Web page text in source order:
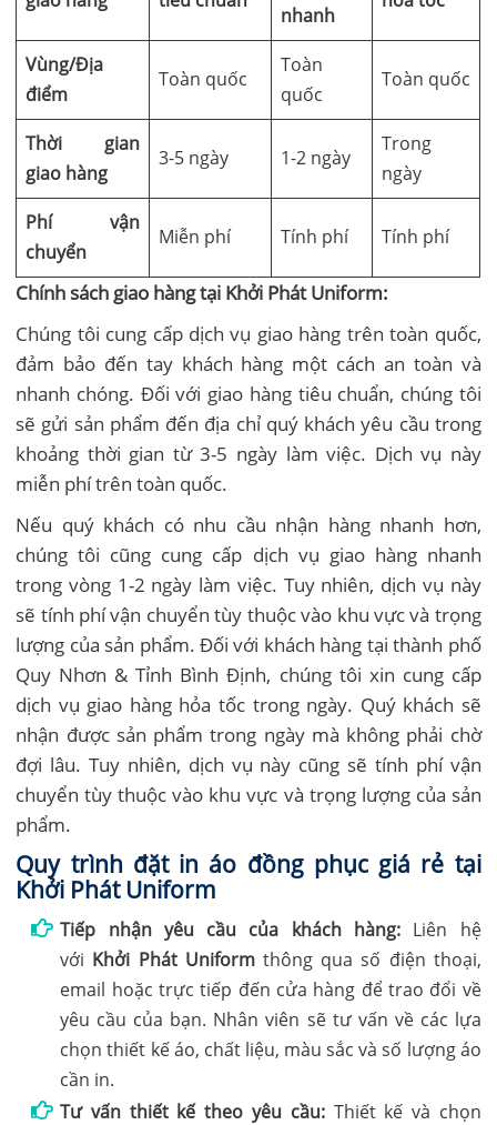
nhanh
Vùng/Địa
điểm
Toàn quốc
Toàn
quốc
Toàn quốc
Thời gian
giao hàng
3-5 ngày 1-2 ngày
Trong
ngày
Phí vận
chuyển
Miễn phí Tính phí Tính phí
Chính sách giao hàng tại Khởi Phát Uniform:
Chúng tôi cung cấp dịch vụ giao hàng trên toàn quốc,
đảm bảo đến tay khách hàng một cách an toàn và
nhanh chóng. Đối với giao hàng tiêu chuẩn, chúng tôi
sẽ gửi sản phẩm đến địa chỉ quý khách yêu cầu trong
khoảng thời gian từ 3-5 ngày làm việc. Dịch vụ này
miễn phí trên toàn quốc.
Nếu quý khách có nhu cầu nhận hàng nhanh hơn,
chúng tôi cũng cung cấp dịch vụ giao hàng nhanh
trong vòng 1-2 ngày làm việc. Tuy nhiên, dịch vụ này
sẽ tính phí vận chuyển tùy thuộc vào khu vực và trọng
lượng của sản phẩm. Đối với khách hàng tại thành phố
Quy Nhơn & Tỉnh Bình Định, chúng tôi xin cung cấp
dịch vụ giao hàng hỏa tốc trong ngày. Quý khách sẽ
nhận được sản phẩm trong ngày mà không phải chờ
đợi lâu. Tuy nhiên, dịch vụ này cũng sẽ tính phí vận
chuyển tùy thuộc vào khu vực và trọng lượng của sản
phẩm.
Quy trình đặt in áo đồng phục giá rẻ tại
Khởi Phát Uniform
Tiếp nhận yêu cầu của khách hàng: Liên hệ
với Khởi Phát Uniformthông qua số điện thoại,
email hoặc trực tiếp đến cửa hàng để trao đổi về
yêu cầu của bạn. Nhân viên sẽ tư vấn về các lựa
chọn thiết kế áo, chất liệu, màu sắc và số lượng áo
cần in.
Tư vấn thiết kế theo yêu cầu:Thiết kế và chọn